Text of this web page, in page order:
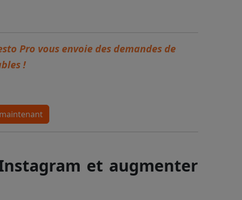
Pro vous envoie des demandes de
!
et augmenter